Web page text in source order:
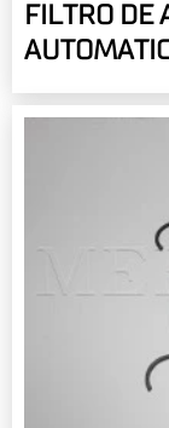
FILTRO DE